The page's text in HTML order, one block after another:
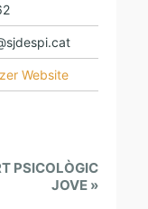
Website
PSICOLÒGIC
JOVE »